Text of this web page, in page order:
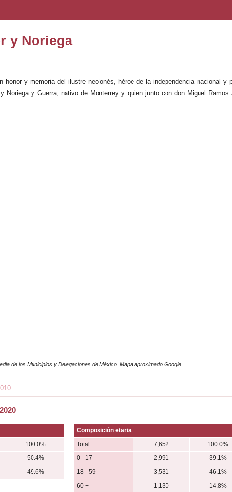
y Noriega
honor y memoria del ilustre neolonés, héroe de la independencia nacional y
Noriega y Guerra, nativo de Monterrey y quien junto con don Miguel Ramos
de los Municipios y Delegaciones de México. Mapa aproximado Google.
100.0%
50.4%
49.6%
Composición etaria
Total
7,652
100.0%
0 - 17
2,991
39.1%
18 - 59
3,531
46.1%
60 +
1,130
14.8%